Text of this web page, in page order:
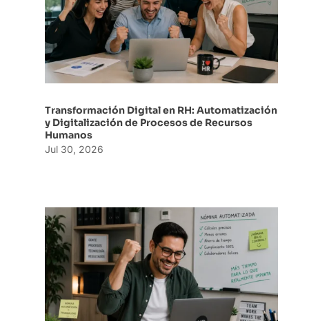
Transformación Digital en RH: Automatización
y Digitalización de Procesos de Recursos
Humanos
Jul 30, 2026